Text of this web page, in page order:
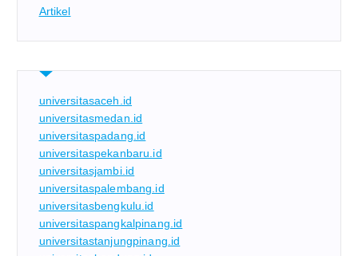
Artikel
universitasaceh.id
universitasmedan.id
universitaspadang.id
universitaspekanbaru.id
universitasjambi.id
universitaspalembang.id
universitasbengkulu.id
universitaspangkalpinang.id
universitastanjungpinang.id